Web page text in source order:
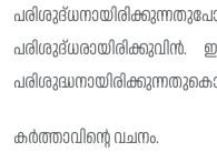
കർത്താവിന്റെ വചനം.